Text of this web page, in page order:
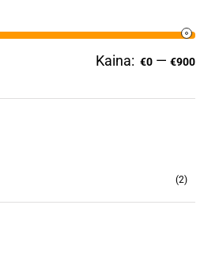
Min
Kaina: €0 — €900
(2)